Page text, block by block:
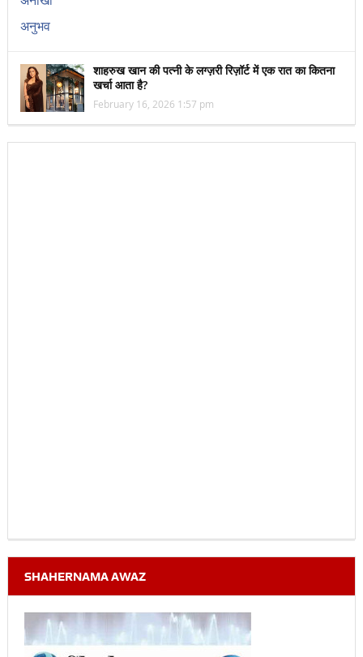
शाहरुख खान की पत्नी के लग्ज़री रिज़ॉर्ट में एक रात का कितना
खर्चा आता है?
February 16, 2026 1:57 pm
SHAHERNAMA AWAZ